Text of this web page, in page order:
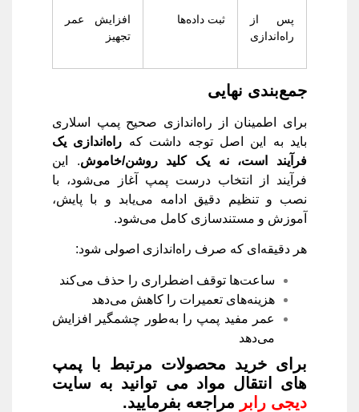
پس از
راه‌اندازی
ثبت داده‌ها
افزایش عمر
تجهیز
جمع‌بندی نهایی
برای اطمینان از راه‌اندازی صحیح پمپ اسلاری
باید به این اصل توجه داشت که راه‌اندازی یک
فرآیند است، نه یک کلید روشن/خاموش. این
فرآیند از انتخاب درست پمپ آغاز می‌شود، با
نصب و تنظیم دقیق ادامه می‌یابد و با پایش،
آموزش و مستندسازی کامل می‌شود.
هر دقیقه‌ای که صرف راه‌اندازی اصولی شود:
ساعت‌ها توقف اضطراری را حذف می‌کند
هزینه‌های تعمیرات را کاهش می‌دهد
عمر مفید پمپ را به‌طور چشمگیر افزایش
می‌دهد
برای خرید محصولات مرتبط با پمپ
های انتقال مواد می توانید به سایت
دیجی رابر مراجعه بفرمایید.